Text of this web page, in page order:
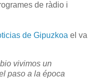
de ràdio i
de Gipuzkoa el va
vivimos un
paso a la época